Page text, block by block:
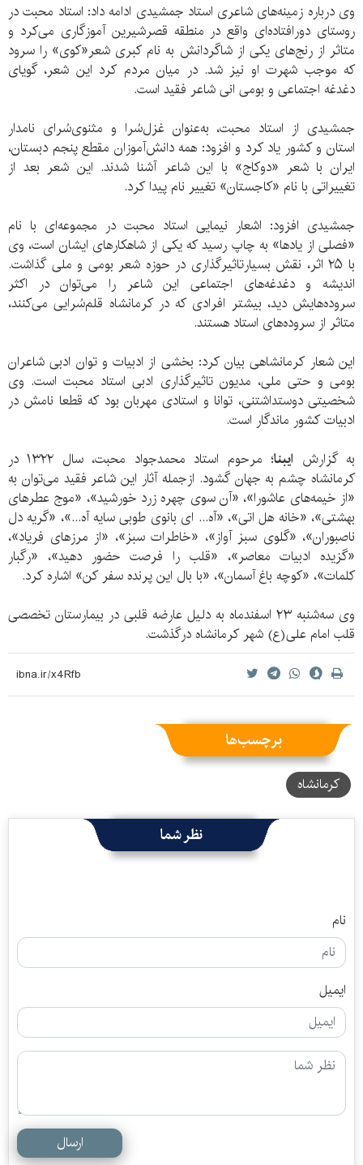
وی درباره زمینه‌های شاعری استاد جمشیدی ادامه داد: استاد محبت در
روستای دورافتاده‌ای واقع در منطقه قصرشیرین آموزگاری می‌کرد و
متاثر از رنج‌های یکی از شاگردانش به نام کبری شعر«کوی» را سرود
که موجب شهرت او نیز شد. در میان مردم کرد این شعر، گویای
دغدغه اجتماعی و بومی انی شاعر فقید است.
جمشیدی از استاد محبت، به‌عنوان غزل‌سُرا و مثنوی‌سُرای نامدار
استان و کشور یاد ‌کرد و افزود: همه دانش‌آموزان مقطع پنجم دبستان،
ایران با شعر «دوکاج» با این شاعر آشنا شدند. این شعر بعد از
تغییراتی با نام‌ «کاجستان» تغییر نام پیدا کرد.
جمشیدی افزود: اشعار نیمایی استاد محبت در مجموعه‌ای با نام
«فصلی از یادها» به چاپ رسید که یکی از شاهکارهای ایشان است، وی
با ۲۵ اثر، نقش بسیارتاثیرگذاری در حوزه شعر بومی و ملی گذاشت.
اندیشه و دغدغه‌های اجتماعی این شاعر را می‌توان در اکثر
سروده‌هایش دید، بیشتر افرادی که در کرمانشاه قلم‌سُرایی می‌کنند،
متاثر از سروده‌های استاد هستند.
این شعار کرمانشاهی بیان کرد: بخشی از ادبیات و توان ادبی شاعران
بومی و حتی ملی، مدیون تاثیرگذاری ادبی استاد محبت است. وی
شخصیتی دوستداشتنی، توانا و استادی مهربان بود که قطعا نامش در
ادبیات کشور ماندگار است.
به گزارش ایبنا
؛ ‎مرحوم استاد محمدجواد محبت، سال ۱۳۲۲ در
کرمانشاه چشم به جهان گشود.‎ ازجمله آثار این شاعر فقید می‌توان به
«از خیمه‌های عاشورا»، «آن سوی چهره زرد خورشید»، «موج عطرهای
بهشتی»، «خانه هل اتی»، «آه... ای بانوی طوبی سایه آه...»، «گریه دل
ناصبوران»، «گلوی سبز آواز»، «خاطرات سبز»، «از مرزهای فریاد»،
«گزیده ادبیات معاصر»، «قلب را فرصت حضور دهید»، «رگبار
کلمات»، «کوچه باغ آسمان»، «با بال این پرنده سفر کن» اشاره ‎کرد.
وی سه‌شنبه ۲۳ اسفند‌ماه به دلیل عارضه قلبی در بیمارستان ‎تخصصی
قلب امام علی‌(ع) شهر کرمانشاه درگذشت.
برچسب‌ها
کرمانشاه
نظر شما
نام
ایمیل
ارسال